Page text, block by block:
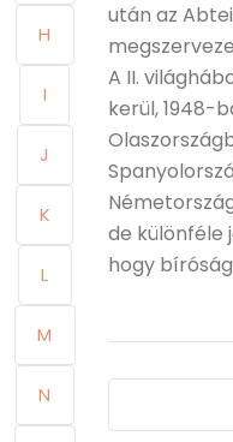
H
I
J
K
L
M
N
után az
A II.
kerül, 1948-
de különféle
hogy